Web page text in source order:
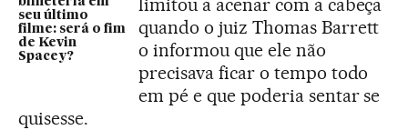
seu último
filme: será o fim
de Kevin
Spacey?
quando o juiz Thomas Barrett
o informou que ele não
precisava ficar o tempo todo
em pé e que poderia sentar se
quisesse.